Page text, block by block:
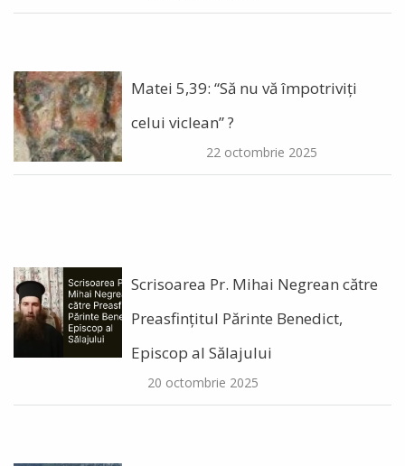
Matei 5,39: “Să nu vă împotriviți
celui viclean” ?
22 octombrie 2025
Scrisoarea Pr. Mihai Negrean către
Preasfințitul Părinte Benedict,
Episcop al Sălajului
20 octombrie 2025